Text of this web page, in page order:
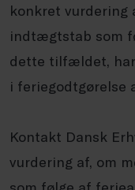
konkret vurdering
indtægtstab som
dette tilfældet, har
i feriegodtgørelse
Kontakt Dansk
vurdering af, om